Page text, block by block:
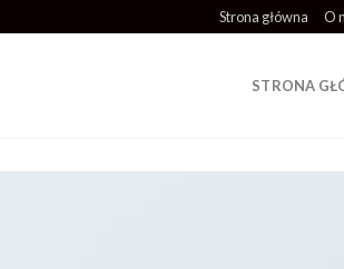
Strona główna O
STRONA